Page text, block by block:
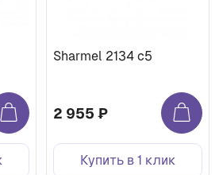
Sharmel 2134 c5
2 955 ₽
Купить в 1 клик